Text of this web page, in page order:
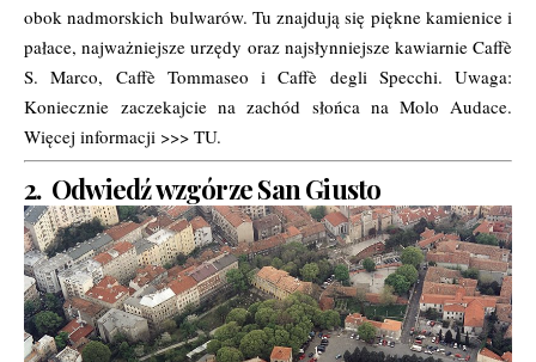
obok nadmorskich bulwarów. Tu znajdują się piękne kamienice i
pałace, najważniejsze urzędy oraz najsłynniejsze kawiarnie Caffè
S. Marco, Caffè Tommaseo i Caffè degli Specchi. Uwaga:
Koniecznie zaczekajcie na zachód słońca na Molo Audace.
Więcej informacji >>> TU.
2. Odwiedź wzgórze San Giusto